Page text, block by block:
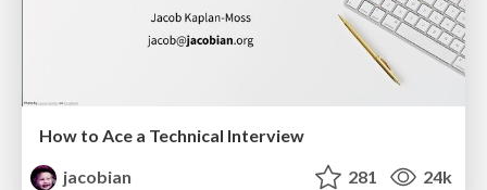
How to Ace a Technical Interview
jacobian
281 24k